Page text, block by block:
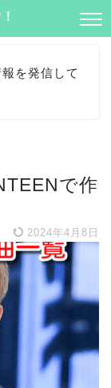
を発信して
で作
2024年4月8日